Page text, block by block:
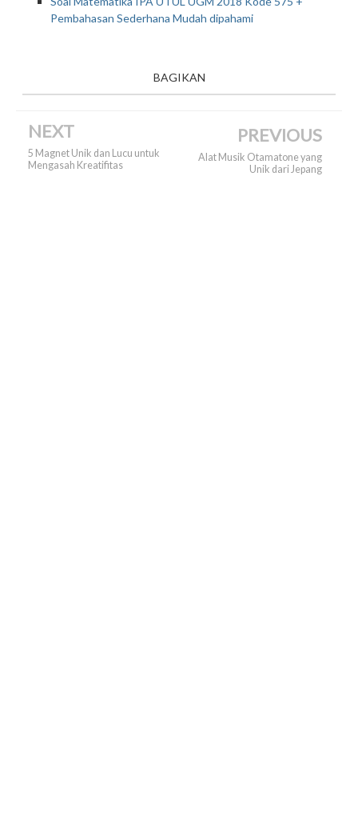
Pembahasan Sederhana Mudah dipahami
BAGIKAN
NEXT
5 Magnet Unik dan Lucu untuk
Mengasah Kreatifitas
PREVIOUS
Alat Musik Otamatone yang
Unik dari Jepang